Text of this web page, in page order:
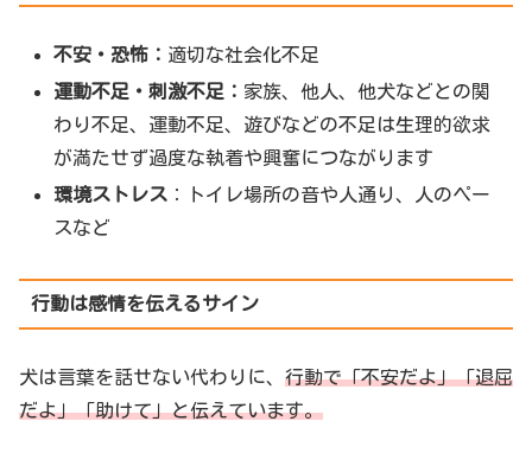
不安・恐怖： 適切な社会化不足
運動不足・刺激不足： 家族、他人、他犬などとの関
わり不足、運動不足、遊びなどの不足は生理的欲求
が満たせず過度な執着や興奮につながります
環境ストレス ：トイレ場所の音や人通り、人のペー
スなど
行動は感情を伝えるサイン
犬は言葉を話せない代わりに、 行動で「不安だよ」「退屈
だよ」「助けて」と伝えています。